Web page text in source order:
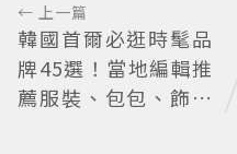
← 上一篇
韓國首爾必逛時髦品
牌45選！當地編輯推
薦服裝、包包、飾品